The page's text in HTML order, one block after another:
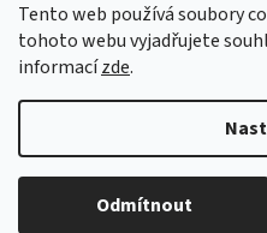
Tento web používá soubory
tohoto webu vyjadřujete
informacízde.
Odmítnout
EAN: 8595042194647
Copyright 2026AAA pro dům